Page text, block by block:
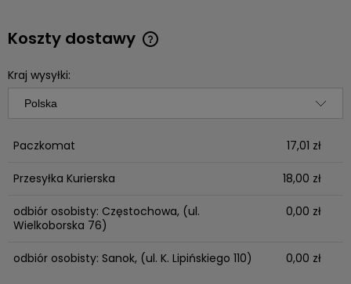
Koszty dostawy
Cena nie zawiera ewentualnych kosztów płatności
Kraj wysyłki:
Paczkomat 17,01 zł
Przesyłka Kurierska 18,00 zł
odbiór osobisty: Częstochowa, (ul.
Wielkoborska 76)
0,00 zł
odbiór osobisty: Sanok, (ul. K. Lipińskiego 110) 0,00 zł